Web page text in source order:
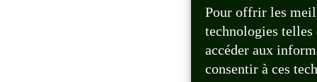
Pour offrir les
technologies telles
accéder aux
consentir à ces